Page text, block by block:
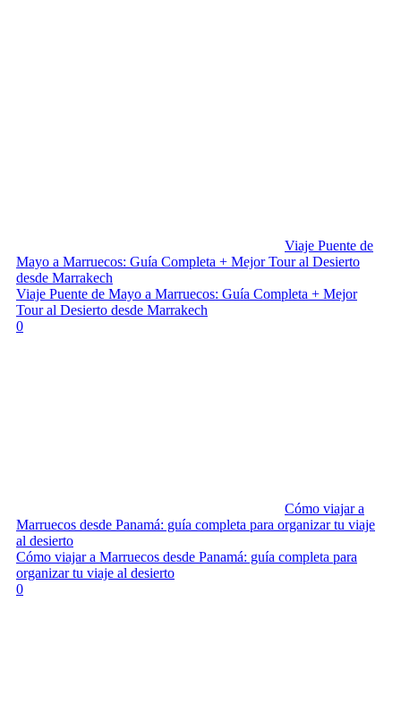
Viaje Puente de
Mayo a Marruecos: Guía Completa + Mejor Tour al Desierto
desde Marrakech
Viaje Puente de Mayo a Marruecos: Guía Completa + Mejor
Tour al Desierto desde Marrakech
0
Cómo viajar a
Marruecos desde Panamá: guía completa para organizar tu viaje
al desierto
Cómo viajar a Marruecos desde Panamá: guía completa para
organizar tu viaje al desierto
0